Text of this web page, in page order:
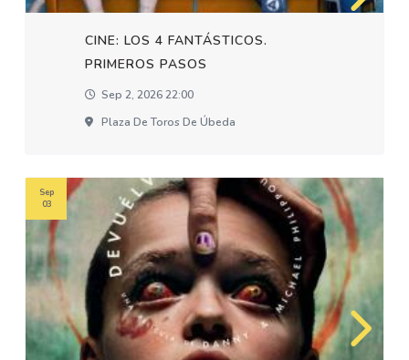
CINE: LOS 4 FANTÁSTICOS.
PRIMEROS PASOS
Sep 2, 2026 22:00
Plaza De Toros De Úbeda
Sep
03